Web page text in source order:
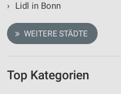
›
Lidl in Bonn
WEITERE STÄDTE
Top Kategorien